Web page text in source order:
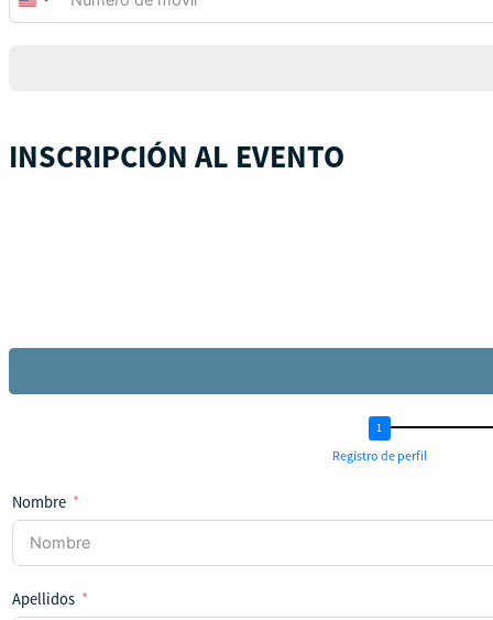
United
States
INSCRIPCIÓN AL EVENTO
Registro de perfil
Nombre
Apellidos